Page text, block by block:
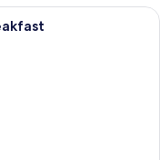
perde, ütü/ütü